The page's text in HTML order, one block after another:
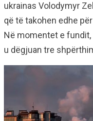
ukrainas Volodymyr
që të takohen edhe
Në momentet e
u dëgjuan tre